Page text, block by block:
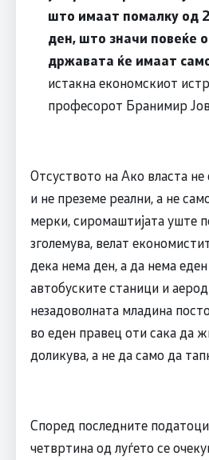
што имаат помалку од
ден, што значи повеќе
државата ќе имаат
истакна економскиот
професорот Бранимир
Отсуството на Ако власта не
и не преземе реални, а не
мерки, сиромаштијата уште
зголемува, велат
дека нема ден, а да нема
автобуските станици и
незадоволната младина
во еден правец оти сака да
доликува, а не да само да
Според последните
четвртина од луѓето се